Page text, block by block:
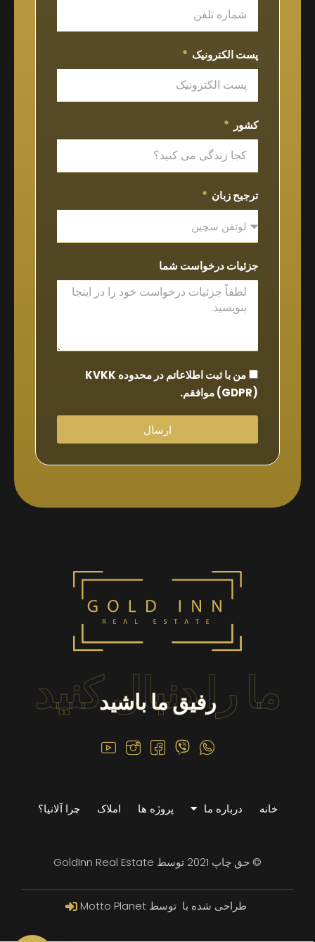
پست الکترونیک
کشور
ترجیح زبان
جزئیات درخواست شما
من با ثبت اطلاعاتم در محدوده KVKK
(GDPR) موافقم.
ارسال
ما را دنبال کنید
رفیق ما باشید
خانه درباره ما پروژه ها املاک چرا آلانیا؟
© حق چاپ 2021 توسط GoldInn Real Estate
طراحی شده با ️ توسط Motto Planet